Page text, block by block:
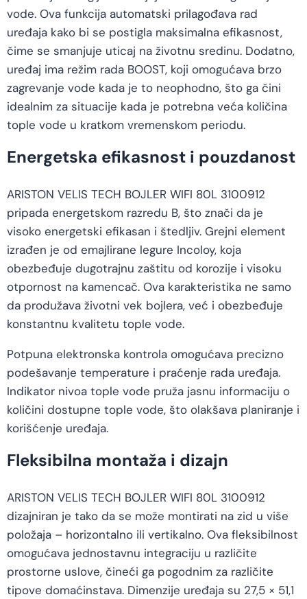
vode. Ova funkcija automatski prilagođava rad
uređaja kako bi se postigla maksimalna efikasnost,
čime se smanjuje uticaj na životnu sredinu. Dodatno,
uređaj ima režim rada BOOST, koji omogućava brzo
zagrevanje vode kada je to neophodno, što ga čini
idealnim za situacije kada je potrebna veća količina
tople vode u kratkom vremenskom periodu.
Energetska efikasnost i pouzdanost
ARISTON VELIS TECH BOJLER WIFI 80L 3100912
pripada energetskom razredu B, što znači da je
visoko energetski efikasan i štedljiv. Grejni element
izrađen je od emajlirane legure Incoloy, koja
obezbeđuje dugotrajnu zaštitu od korozije i visoku
otpornost na kamencač. Ova karakteristika ne samo
da produžava životni vek bojlera, već i obezbeđuje
konstantnu kvalitetu tople vode.
Potpuna elektronska kontrola omogućava precizno
podešavanje temperature i praćenje rada uređaja.
Indikator nivoa tople vode pruža jasnu informaciju o
količini dostupne tople vode, što olakšava planiranje i
korišćenje uređaja.
Fleksibilna montaža i dizajn
ARISTON VELIS TECH BOJLER WIFI 80L 3100912
dizajniran je tako da se može montirati na zid u više
položaja – horizontalno ili vertikalno. Ova fleksibilnost
omogućava jednostavnu integraciju u različite
prostorne uslove, čineći ga pogodnim za različite
tipove domaćinstava. Dimenzije uređaja su 27,5 × 51,1